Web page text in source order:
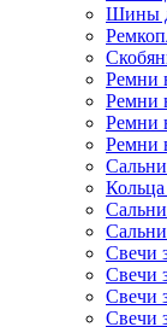
Шины
Ремни
Ремни
Ремни
Ремни
Свечи
Свечи
Свечи
Свечи